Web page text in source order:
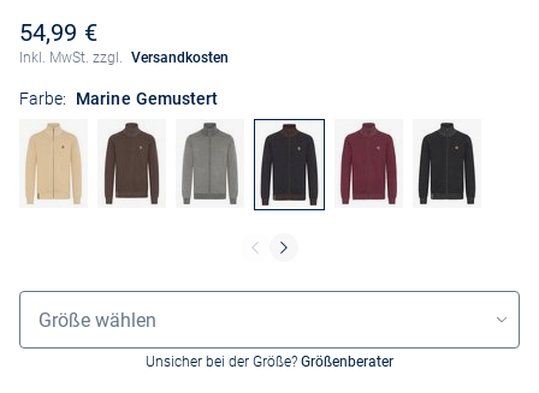
54,99 €
Inkl. MwSt. zzgl. Versandkosten
Farbe: Marine Gemustert
Größenauswahl
Größe wählen
Unsicher bei der Größe? Größenberater